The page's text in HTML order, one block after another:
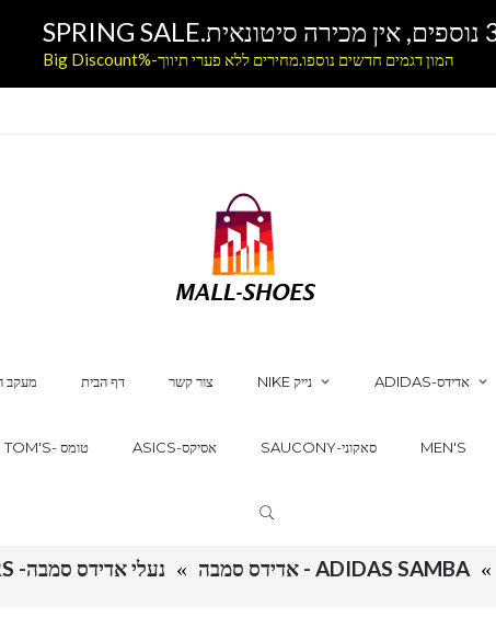
מעקב דף הבית צור קשר NIKE נייק ADIDAS-אדידס
TOM'S- טומס ASICS-אסיקס SAUCONY-סאקוני MEN'S
ADIDAS SAMBA - אדידס סמבה נעלי אדידס סמבה- SAMBA CLASSIC "BLACK" SNEAKERS
המון דגמים חדשים נוספו.מחירים ללא פערי תיווך-%Big Discount